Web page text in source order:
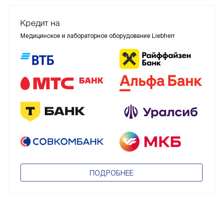
Кредит на
Медицинское и лабораторное оборудование Liebherr
ПОДРОБНЕЕ